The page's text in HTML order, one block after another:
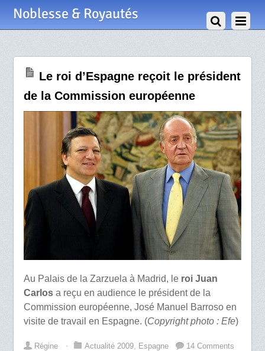
Noblesse & Royautés
Le roi d’Espagne reçoit le président
de la Commission européenne
Au Palais de la Zarzuela à Madrid, leroi Juan
Carlosa reçu en audience le président de la
Commission européenne, José Manuel Barroso en
visite de travail en Espagne. (Copyright photo : Efe)
Régine ⋅ Actualité 2009, Espagne 14 Comments